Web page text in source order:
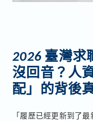
2026 臺灣求
沒回音？人
配」的背後
「履歷已經更新到了